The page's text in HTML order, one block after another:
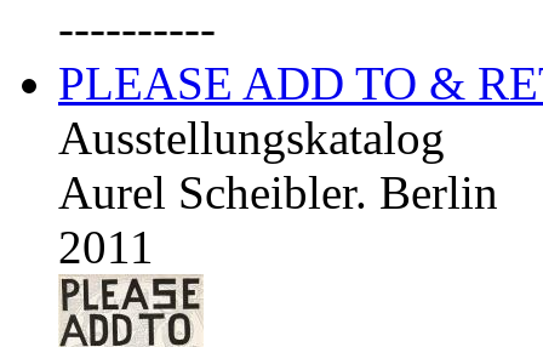
----------
PLEASE ADD TO &
Ausstellungskatalog
Aurel Scheibler. Berlin
2011